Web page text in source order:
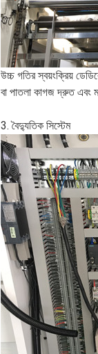
উচ্চ গতির স্বয়ংক্রিয়
বা পাতলা কাগজ দ্রুত এবং
3. বৈদ্যুতিক সিস্টেম